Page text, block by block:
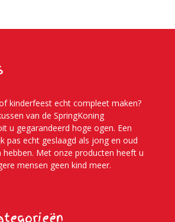
kinderfeest echt compleet maken?
van de SpringKoning
u gegarandeerd hoge ogen. Een
pas echt geslaagd als jong en oud
hebben. Met onze producten heeft u
mensen geen kind meer.